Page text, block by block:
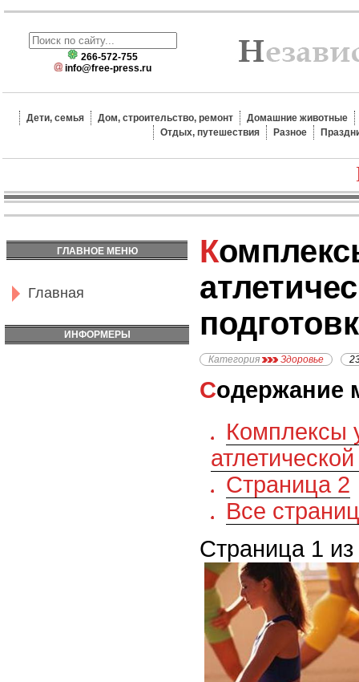
266-572-755
info@free-press.ru
Дети, семья Дом, строительство, ремонт
Домашние животные
Отдых, путешествия
Разное
ГЛАВНОЕ МЕНЮ
Главная
ИНФОРМЕРЫ
Комплексы упражнений
Категория Здоровье
Содержание
Комплексы
Страница 2
Все
Страница 1 из